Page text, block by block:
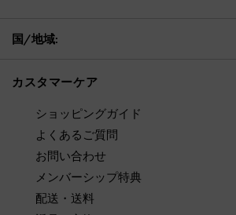
国/地域:
カスタマーケア
ショッピングガイド
よくあるご質問
お問い合わせ
メンバーシップ特典
配送・送料